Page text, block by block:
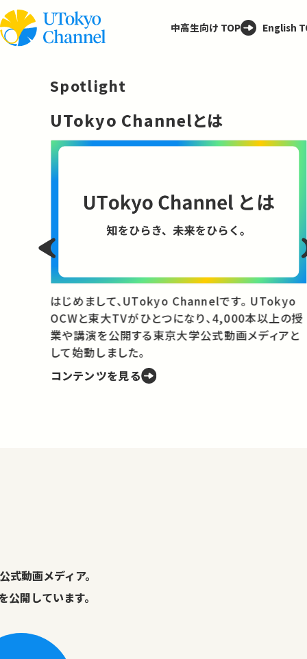
中高生向け TOP English
Spotlight
UTokyo Channelとは
はじめまして、UTokyo Channelです。 UTokyo
OCWと東大TVがひとつになり、4,000本以上の授
業や講演を公開する東京大学公式動画メディアと
して始動しました。
コンテンツを見る
式動画メディア。
開しています。